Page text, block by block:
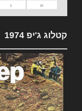
«
‹
קטלוג ג'יפ 1974